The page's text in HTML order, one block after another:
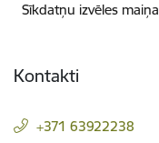
Sīkdatņu izvēles maiņa
Kontakti
+371 63922238